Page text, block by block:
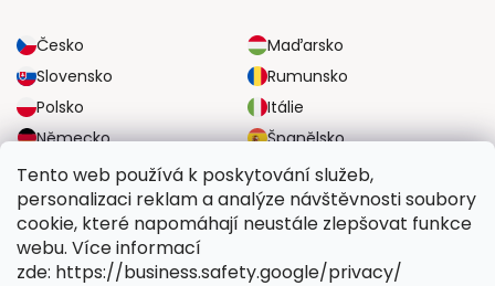
Tento web používá k poskytování služeb,
personalizaci reklam a analýze návštěvnosti soubory
cookie, které napomáhají neustále zlepšovat funkce
webu. Více informací
zde: https://business.safety.google/privacy/
Česko
Maďarsko
Slovensko
Rumunsko
Polsko
Itálie
Německo
Španělsko
Velká Británie
Rakousko
SPOLEHLIVÉ MOŽNOSTI DOPRAVY